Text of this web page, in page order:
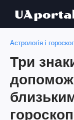
Астрологія і
Три